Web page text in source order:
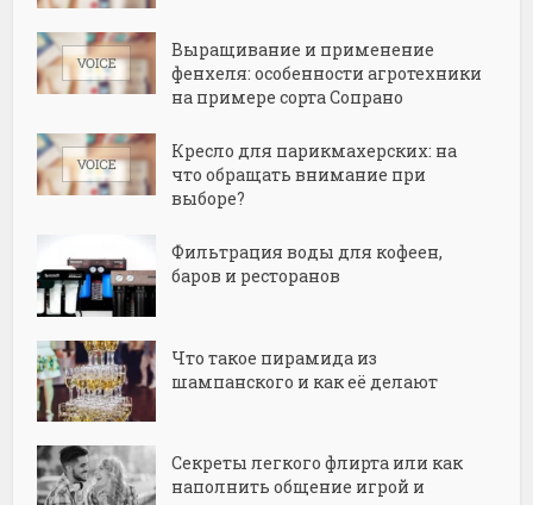
Выращивание и применение
фенхеля: особенности агротехники
на примере сорта Сопрано
Кресло для парикмахерских: на
что обращать внимание при
выборе?
Фильтрация воды для кофеен,
баров и ресторанов
Что такое пирамида из
шампанского и как её делают
Секреты легкого флирта или как
наполнить общение игрой и